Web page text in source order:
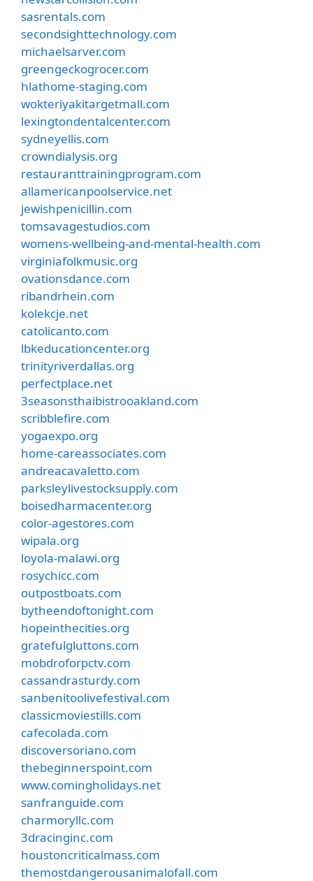
sasrentals.com
secondsighttechnology.com
michaelsarver.com
greengeckogrocer.com
hlathome-staging.com
wokteriyakitargetmall.com
lexingtondentalcenter.com
sydneyellis.com
crowndialysis.org
restauranttrainingprogram.com
allamericanpoolservice.net
jewishpenicillin.com
tomsavagestudios.com
womens-wellbeing-and-mental-health.com
virginiafolkmusic.org
ovationsdance.com
ribandrhein.com
kolekcje.net
catolicanto.com
lbkeducationcenter.org
trinityriverdallas.org
perfectplace.net
3seasonsthaibistrooakland.com
scribblefire.com
yogaexpo.org
home-careassociates.com
andreacavaletto.com
parksleylivestocksupply.com
boisedharmacenter.org
color-agestores.com
wipala.org
loyola-malawi.org
rosychicc.com
outpostboats.com
bytheendoftonight.com
hopeinthecities.org
gratefulgluttons.com
mobdroforpctv.com
cassandrasturdy.com
sanbenitoolivefestival.com
classicmoviestills.com
cafecolada.com
discoversoriano.com
thebeginnerspoint.com
www.comingholidays.net
sanfranguide.com
charmoryllc.com
3dracinginc.com
houstoncriticalmass.com
themostdangerousanimalofall.com